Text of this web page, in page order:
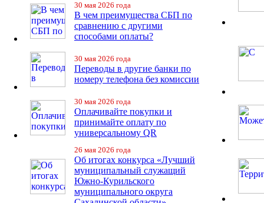
30 мая 2026 года
В чем преимущества СБП по
сравнению с другими
способами оплаты?
30 мая 2026 года
Переводы в другие банки по
номеру телефона без комиссии
30 мая 2026 года
Оплачивайте покупки и
принимайте оплату по
универсальному QR
26 мая 2026 года
Об итогах конкурса «Лучший
муниципальный служащий
Южно-Курильского
муниципального округа